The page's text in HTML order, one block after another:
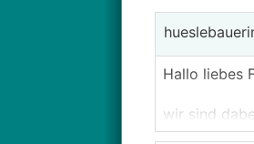
Hallo liebes
wir sind
neu.